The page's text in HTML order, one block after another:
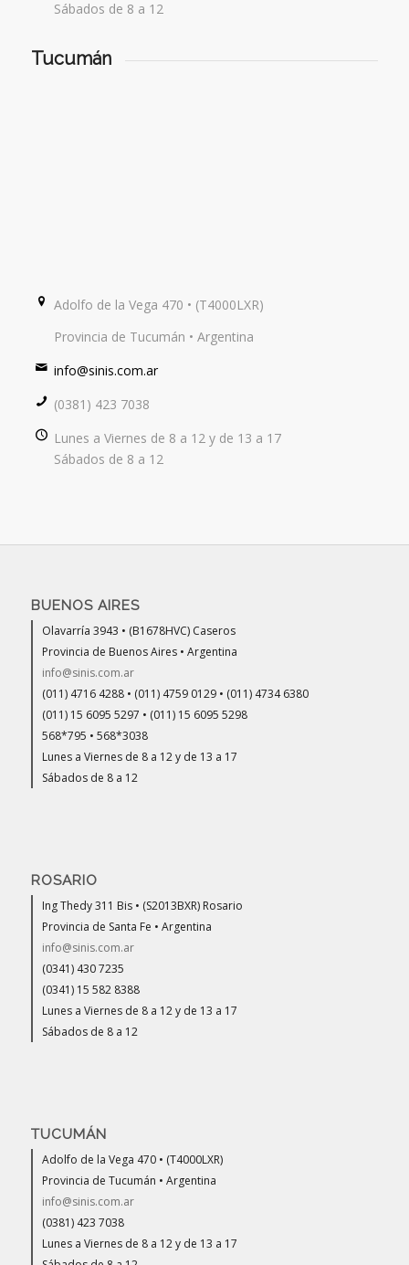
Sábados de 8 a 12
Tucumán
Adolfo de la Vega 470 • (T4000LXR)
Provincia de Tucumán • Argentina
info@sinis.com.ar
(0381) 423 7038
Lunes a Viernes de 8 a 12 y de 13 a 17
Sábados de 8 a 12
BUENOS AIRES
Olavarría 3943 • (B1678HVC) Caseros
Provincia de Buenos Aires • Argentina
info@sinis.com.ar
(011) 4716 4288 • (011) 4759 0129 • (011) 4734 6380
(011) 15 6095 5297 • (011) 15 6095 5298
568*795 • 568*3038
Lunes a Viernes de 8 a 12 y de 13 a 17
Sábados de 8 a 12
ROSARIO
Ing Thedy 311 Bis • (S2013BXR) Rosario
Provincia de Santa Fe • Argentina
info@sinis.com.ar
(0341) 430 7235
(0341) 15 582 8388
Lunes a Viernes de 8 a 12 y de 13 a 17
Sábados de 8 a 12
TUCUMÁN
Adolfo de la Vega 470 • (T4000LXR)
Provincia de Tucumán • Argentina
info@sinis.com.ar
(0381) 423 7038
Lunes a Viernes de 8 a 12 y de 13 a 17